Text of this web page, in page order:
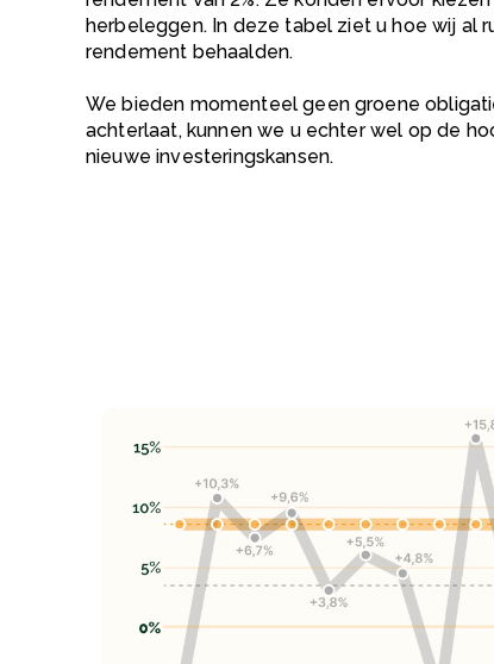
herbeleggen. In deze tabel ziet u hoe wij al
rendement behaalden.
We bieden momenteel geen groene
achterlaat, kunnen we u echter wel op de
nieuwe investeringskansen.